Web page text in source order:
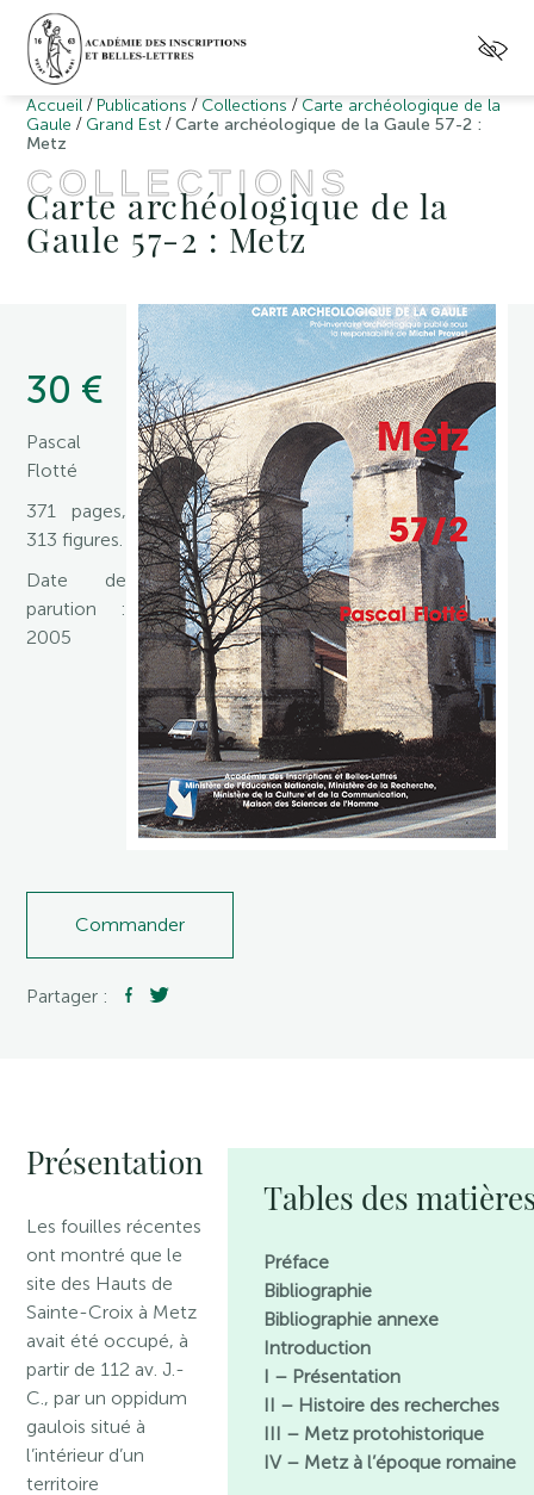
Accueil / Publications / Collections / Carte archéologique de la
Gaule / Grand Est /Carte archéologique de la Gaule 57-2 :
Metz
COLLECTIONS
Carte archéologique de la
Gaule 57-2 : Metz
30 €
Pascal
Flotté
371 pages,
313 figures.
Date de
parution :
2005
Commander
Partager :
Présentation
Les fouilles récentes
ont montré que le
site des Hauts de
Sainte-Croix à Metz
avait été occupé, à
partir de 112 av. J.-
C., par un oppidum
gaulois situé à
l’intérieur d’un
territoire
Tables des
Préface
Bibliographie
Bibliographie annexe
Introduction
I – Présentation
II – Histoire des recherches
III – Metz protohistorique
IV – Metz à l’époque romaine